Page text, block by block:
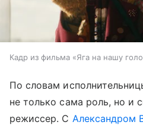
Кадр из фильма «Яга на нашу
По словам
не только сама роль, но и
режиссер. С Александром